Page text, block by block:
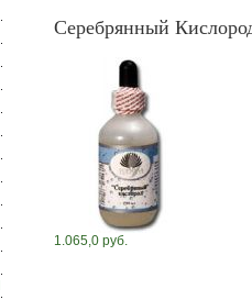
Серебрянный
1.065,0 руб.